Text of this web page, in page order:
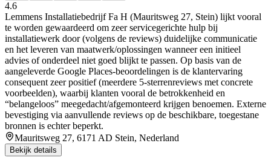
4.6
Lemmens Installatiebedrijf Fa H (Mauritsweg 27, Stein) lijkt vooral
te worden gewaardeerd om zeer servicegerichte hulp bij
installatiewerk door (volgens de reviews) duidelijke communicatie
en het leveren van maatwerk/oplossingen wanneer een initieel
advies of onderdeel niet goed blijkt te passen. Op basis van de
aangeleverde Google Places-beoordelingen is de klantervaring
consequent zeer positief (meerdere 5-sterrenreviews met concrete
voorbeelden), waarbij klanten vooral de betrokkenheid en
“belangeloos” meegedacht/afgemonteerd krijgen benoemen. Externe
bevestiging via aanvullende reviews op de beschikbare, toegestane
bronnen is echter beperkt.
Mauritsweg 27, 6171 AD Stein, Nederland
Bekijk details